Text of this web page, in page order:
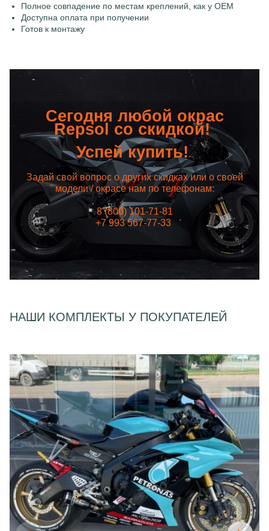
Полное совпадение по местам креплений, как у OEM
Доступна оплата при получении
Готов к монтажу
Сегодня любой окрас
Repsol со скидкой!
Успей купить!
Задай свой вопрос о других скидках или о своей
модели / окрасе нам по телефонам:
8 (800) 101-71-81
+7 993 567-77-33
НАШИ КОМПЛЕКТЫ У ПОКУПАТЕЛЕЙ